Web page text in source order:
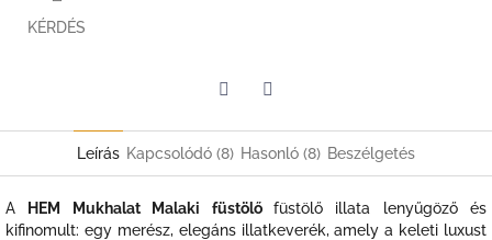
KÉRDÉS
Leírás Kapcsolódó (8) Hasonló (8) Beszélgetés
A HEM Mukhalat Malaki füstölő füstölő illata lenyűgöző és
kifinomult: egy merész, elegáns illatkeverék, amely a keleti luxust